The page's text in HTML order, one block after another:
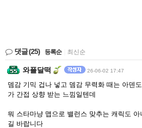
댓글(25) 등록순 최신순
와플달떡 26-06-02 17:47
뎀감 기믹 겁나 넣고 뎀감 무력화 때는 아덴
가 간접 상향 받는 느낌일텐데
뭐 스타마냥 맵으로 밸런스 맞추는 캐릭도
길 바랍니다